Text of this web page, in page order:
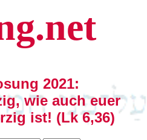
2021:
wie auch euer
ist! (Lk 6,36)